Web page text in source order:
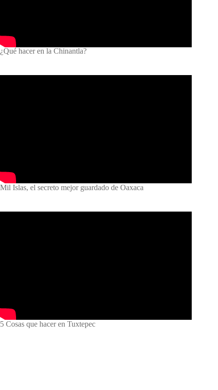
¿Qué hacer en la Chinantla?
Mil Islas, el secreto mejor guardado de Oaxaca
5 Cosas que hacer en Tuxtepec